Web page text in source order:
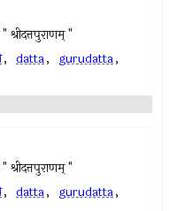
श्रीदत्तपुराणम् "
, datta, gurudatta,
श्रीदत्तपुराणम् "
, datta, gurudatta,